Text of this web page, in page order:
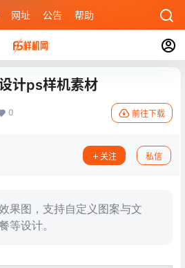
网址 公告 帮助
计ps样机素材
0 前往下载
关注 私信
果图，支持自定义图案与文
等设计。